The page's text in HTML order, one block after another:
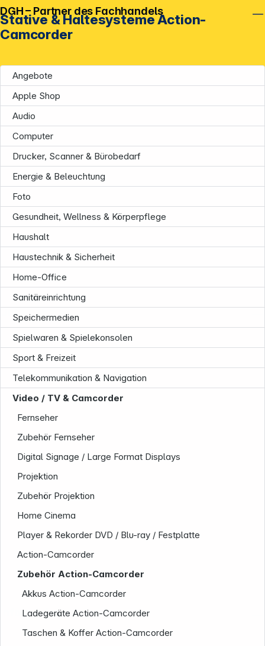
Stative & Haltesysteme Action-
Camcorder
Angebote
Apple Shop
Audio
Computer
Drucker, Scanner & Bürobedarf
Energie & Beleuchtung
Foto
Gesundheit, Wellness & Körperpflege
Haushalt
Haustechnik & Sicherheit
Home-Office
Sanitäreinrichtung
Speichermedien
Spielwaren & Spielekonsolen
Sport & Freizeit
Telekommunikation & Navigation
Video / TV & Camcorder
Fernseher
Zubehör Fernseher
Digital Signage / Large Format Displays
Projektion
Zubehör Projektion
Home Cinema
Player & Rekorder DVD / Blu-ray / Festplatte
Action-Camcorder
Zubehör Action-Camcorder
Akkus Action-Camcorder
Ladegeräte Action-Camcorder
Taschen & Koffer Action-Camcorder
DGH – Partner des Fachhandels
Unternehmen
Informationen